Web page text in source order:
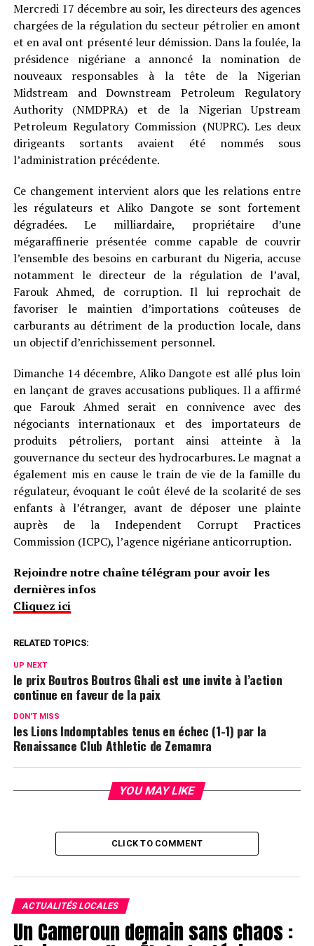
Mercredi 17 décembre au soir, les directeurs des agences
chargées de la régulation du secteur pétrolier en amont
et en aval ont présenté leur démission. Dans la foulée, la
présidence nigériane a annoncé la nomination de
nouveaux responsables à la tête de la Nigerian
Midstream and Downstream Petroleum Regulatory
Authority (NMDPRA) et de la Nigerian Upstream
Petroleum Regulatory Commission (NUPRC). Les deux
dirigeants sortants avaient été nommés sous
l’administration précédente.
Ce changement intervient alors que les relations entre
les régulateurs et Aliko Dangote se sont fortement
dégradées. Le milliardaire, propriétaire d’une
mégaraffinerie présentée comme capable de couvrir
l’ensemble des besoins en carburant du Nigeria, accuse
notamment le directeur de la régulation de l’aval,
Farouk Ahmed, de corruption. Il lui reprochait de
favoriser le maintien d’importations coûteuses de
carburants au détriment de la production locale, dans
un objectif d’enrichissement personnel.
Dimanche 14 décembre, Aliko Dangote est allé plus loin
en lançant de graves accusations publiques. Il a affirmé
que Farouk Ahmed serait en connivence avec des
négociants internationaux et des importateurs de
produits pétroliers, portant ainsi atteinte à la
gouvernance du secteur des hydrocarbures. Le magnat a
également mis en cause le train de vie de la famille du
régulateur, évoquant le coût élevé de la scolarité de ses
enfants à l’étranger, avant de déposer une plainte
auprès de la Independent Corrupt Practices
Commission (ICPC), l’agence nigériane anticorruption.
Rejoindre notre chaîne télégram pour avoir les
dernières infos
Cliquez ici
RELATED TOPICS:
UP NEXT
le prix Boutros Boutros Ghali est une invite à l’action
continue en faveur de la paix
DON'T MISS
les Lions Indomptables tenus en échec (1-1) par la
Renaissance Club Athletic de Zemamra
YOU MAY LIKE
CLICK TO COMMENT
ACTUALITÉS LOCALES
Un Cameroun demain sans chaos :